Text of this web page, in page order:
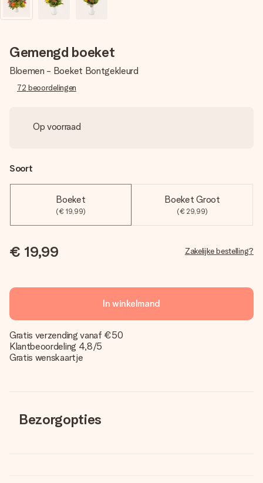
Gemengd boeket
Bloemen - Boeket Bontgekleurd
72 beoordelingen
Op voorraad
Soort
Boeket
(€ 19,99)
Boeket Groot
(€ 29,99)
€ 19,99 Zakelijke bestelling?
In winkelmand
Gratis verzending vanaf €50
Klantbeoordeling 4,8/5
Gratis wenskaartje
Bezorgopties